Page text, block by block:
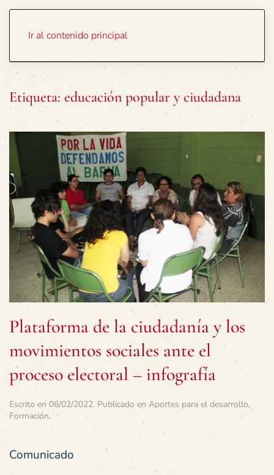
Ir al contenido principal
Etiqueta: educación popular y ciudadana
Plataforma de la ciudadanía y los
movimientos sociales ante el
proceso electoral – infografía
Escrito en 06/02/2022. Publicado en Aportes para el desarrollo,
Formación.
Comunicado